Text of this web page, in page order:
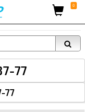
0
77
77